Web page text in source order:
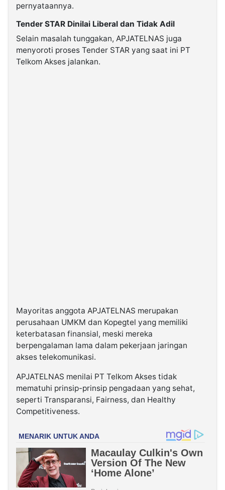
pernyataannya.
Tender STAR Dinilai Liberal dan Tidak Adil
Selain masalah tunggakan, APJATELNAS juga
menyoroti proses Tender STAR yang saat ini PT
Telkom Akses jalankan.
Mayoritas anggota APJATELNAS merupakan
perusahaan UMKM dan Kopegtel yang memiliki
keterbatasan finansial, meski mereka
berpengalaman lama dalam pekerjaan jaringan
akses telekomunikasi.
APJATELNAS menilai PT Telkom Akses tidak
mematuhi prinsip-prinsip pengadaan yang sehat,
seperti Transparansi, Fairness, dan Healthy
Competitiveness.